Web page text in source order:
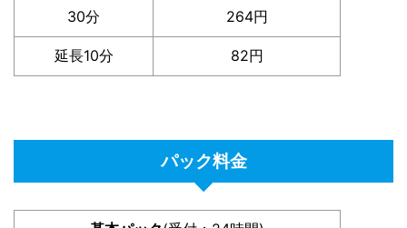
30分 264円
延長10分 82円
パック料金